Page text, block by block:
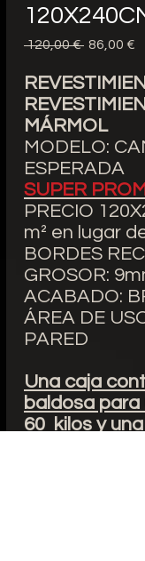
120,00 € Precio
86,00 €
MÁRMOL
MODELO:
ESPERADA
SUPER
PRECIO
m² en lugar
BORDES
GROSOR:
ACABADO:
ÁREA DE
PARED
Una caja
baldosa
60 kilos y